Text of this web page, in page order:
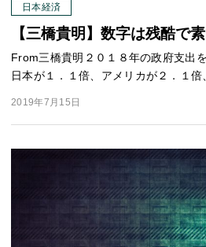
日本経済
【三橋貴明】数字は残酷で
From三橋貴明２０１８年の政府支出
日本が１．１倍、アメリカが２．１
2019年7月15日